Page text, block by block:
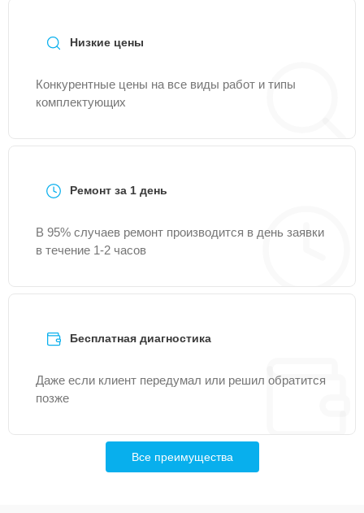
Низкие цены
Конкурентные цены на все виды работ и типы
комплектующих
Ремонт за 1 день
В 95% случаев ремонт производится в день заявки
в течение 1-2 часов
Бесплатная диагностика
Даже если клиент передумал или решил обратится
позже
Все преимущества